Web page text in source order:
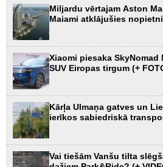
Miljardu vērtajam Aston
Maiami atklājušies
Xiaomi piesaka SkyNomad
SUV Eiropas tirgum (+
Kārļa Ulmaņa gatves un
ierīkos sabiedriskā
Vai tiešām Vanšu tilta